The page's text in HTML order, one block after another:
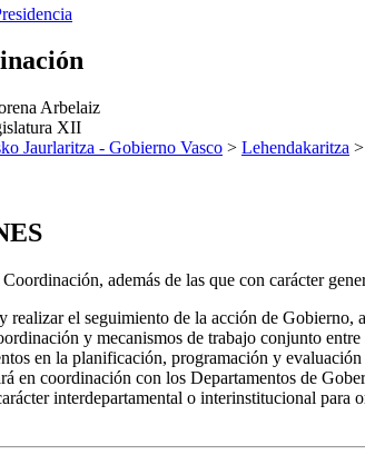
Arbelaiz
XII
Jaurlaritza - Gobierno Vasco > Lehendakaritza >
además de las que con carácter
realizar el seguimiento de la acción de
y mecanismos de trabajo conjunto
en la planificación, programación y
en coordinación con los Departamentos de
interdepartamental o interinstitucional